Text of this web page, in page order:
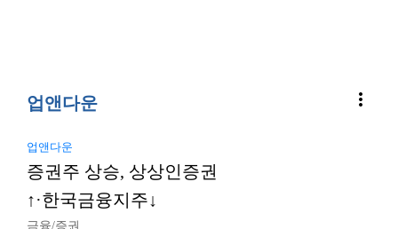
업앤다운 more_vert
업앤다운
증권주 상승, 상상인증권
↑·한국금융지주↓
금융/증권